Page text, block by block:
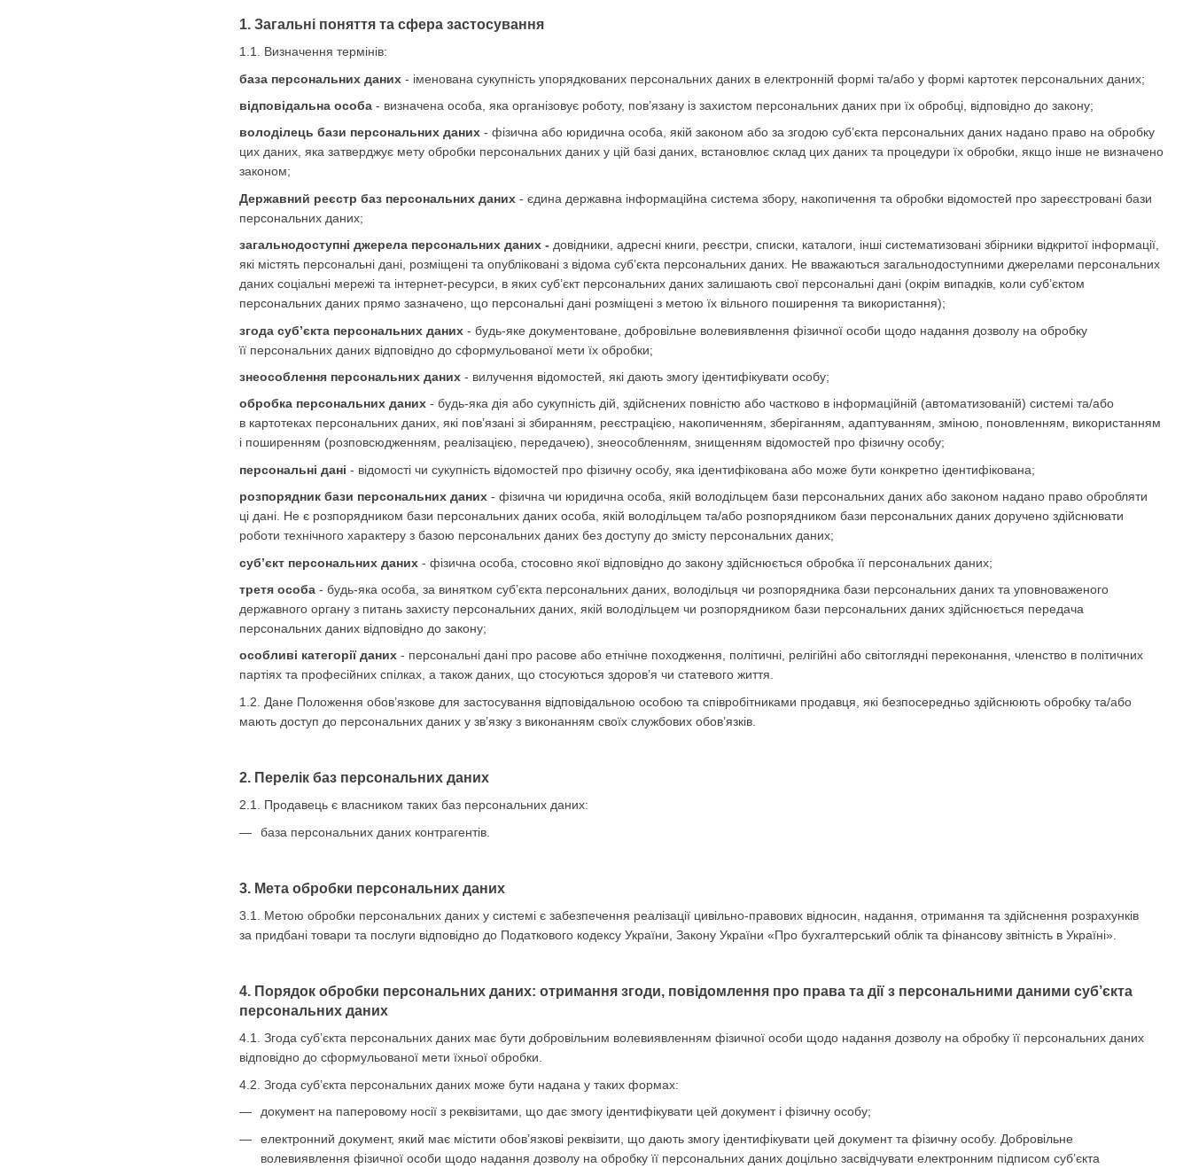
1. Загальні поняття та сфера застосування
1.1. Визначення термінів:
база персональних даних - іменована сукупність упорядкованих персональних даних в електронній формі та/або у формі картотек персональних даних;
відповідальна особа - визначена особа, яка організовує роботу, пов’язану із захистом персональних даних при їх обробці, відповідно до закону;
володілець бази персональних даних - фізична або юридична особа, якій законом або за згодою суб’єкта персональних даних надано право на обробку
цих даних, яка затверджує мету обробки персональних даних у цій базі даних, встановлює склад цих даних та процедури їх обробки, якщо інше не визначено
законом;
Державний реєстр баз персональних даних - єдина державна інформаційна система збору, накопичення та обробки відомостей про зареєстровані бази
персональних даних;
загальнодоступні джерела персональних даних - довідники, адресні книги, реєстри, списки, каталоги, інші систематизовані збірники відкритої інформації,
які містять персональні дані, розміщені та опубліковані з відома суб’єкта персональних даних. Не вважаються загальнодоступними джерелами персональних
даних соціальні мережі та інтернет-ресурси, в яких суб’єкт персональних даних залишають свої персональні дані (окрім випадків, коли суб’єктом
персональних даних прямо зазначено, що персональні дані розміщені з метою їх вільного поширення та використання);
згода суб’єкта персональних даних - будь-яке документоване, добровільне волевиявлення фізичної особи щодо надання дозволу на обробку
її персональних даних відповідно до сформульованої мети їх обробки;
знеособлення персональних даних - вилучення відомостей, які дають змогу ідентифікувати особу;
обробка персональних даних - будь-яка дія або сукупність дій, здійснених повністю або частково в інформаційній (автоматизованій) системі та/або
в картотеках персональних даних, які пов’язані зі збиранням, реєстрацією, накопиченням, зберіганням, адаптуванням, зміною, поновленням, використанням
і поширенням (розповсюдженням, реалізацією, передачею), знеособленням, знищенням відомостей про фізичну особу;
персональні дані - відомості чи сукупність відомостей про фізичну особу, яка ідентифікована або може бути конкретно ідентифікована;
розпорядник бази персональних даних - фізична чи юридична особа, якій володільцем бази персональних даних або законом надано право обробляти
ці дані. Не є розпорядником бази персональних даних особа, якій володільцем та/або розпорядником бази персональних даних доручено здійснювати
роботи технічного характеру з базою персональних даних без доступу до змісту персональних даних;
суб’єкт персональних даних - фізична особа, стосовно якої відповідно до закону здійснюється обробка її персональних даних;
третя особа - будь-яка особа, за винятком суб’єкта персональних даних, володільця чи розпорядника бази персональних даних та уповноваженого
державного органу з питань захисту персональних даних, якій володільцем чи розпорядником бази персональних даних здійснюється передача
персональних даних відповідно до закону;
особливі категорії даних - персональні дані про расове або етнічне походження, політичні, релігійні або світоглядні переконання, членство в політичних
партіях та професійних спілках, а також даних, що стосуються здоров’я чи статевого життя.
1.2. Дане Положення обов’язкове для застосування відповідальною особою та співробітниками продавця, які безпосередньо здійснюють обробку та/або
мають доступ до персональних даних у зв’язку з виконанням своїх службових обов’язків.
2. Перелік баз персональних даних
2.1. Продавець є власником таких баз персональних даних:
база персональних даних контрагентів.
3. Мета обробки персональних даних
3.1. Метою обробки персональних даних у системі є забезпечення реалізації цивільно-правових відносин, надання, отримання та здійснення розрахунків
за придбані товари та послуги відповідно до Податкового кодексу України, Закону України «Про бухгалтерський облік та фінансову звітність в Україні».
4. Порядок обробки персональних даних: отримання згоди, повідомлення про права та дії з персональними даними суб’єкта
персональних даних
4.1. Згода суб’єкта персональних даних має бути добровільним волевиявленням фізичної особи щодо надання дозволу на обробку її персональних даних
відповідно до сформульованої мети їхньої обробки.
4.2. Згода суб’єкта персональних даних може бути надана у таких формах:
документ на паперовому носії з реквізитами, що дає змогу ідентифікувати цей документ і фізичну особу;
електронний документ, який має містити обов’язкові реквізити, що дають змогу ідентифікувати цей документ та фізичну особу. Добровільне
волевиявлення фізичної особи щодо надання дозволу на обробку її персональних даних доцільно засвідчувати електронним підписом суб’єкта